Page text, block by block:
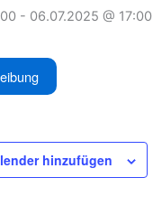
- 06.07.2025 @ 17:00
hinzufügen